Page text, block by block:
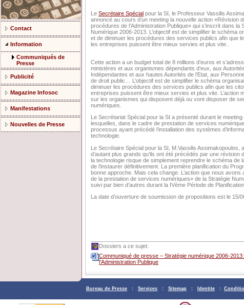
Contact
Information
Communiqués de
Presse
Publicité
Magazine Infosoc
Manifestations
Nouvelles de Presse
Le Secrétaire Spécial pour la SI, le Professeur Vassilis
annoncé au cours d’un meeting la nouvelle action «Révision
procédures de l’Administration Publique» qui s’inscrit dans la
Numérique 2006-2013. L’objectif est de simplifier le schéma
et de diminuer les procédures des services publics afin que
les entreprises puissent être mieux servies et plus vite..
Cette action a un budget total de 8 millions d’euros et
ministères et aux organismes dépendants d’eux, aux Autorités
Indépendantes et aux hautes Autorités de l’Etat, aux
de droit public… L’objectif est de simplifier le schéma
diminuer les procédures des services publics afin que les
entreprises puissent être mieux servies et plus vite. L’action
sur les organismes qui disposent déjà ou vont disposer de
numériques.
Le Secrétariat Spécial pour la SI a présenté durant le
lesquelles, dans le cadre de prestation de services
processus ayant précédé l’installation des systèmes
technologie.
Le Secrétaire Spécial pour la SI, M.Vassilis
d’autant plus grands qu’ils ont été précédés par une
la technologie risque de simplement reprendre le schéma
de l’instaurer définitivement. La première planification du
bonne approche. Mais cela change. L’action que nous
de la prestation de services numériques» de la Stratégie
suivi par bien d’autres durant la IVème Période de
La date d’ouverture de soumission de propositions est le 15/
Dossiers a ce sujet:
Communiqué de presse – Stratégie numérique 2006-
l’Administration Publique
Bureau de Presse : Services : Sitemap : Identite :